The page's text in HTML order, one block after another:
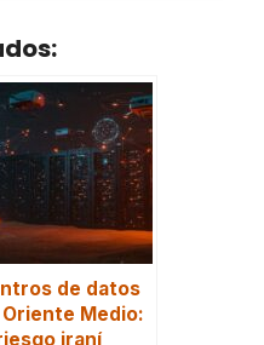
de datos
Medio:
iraní